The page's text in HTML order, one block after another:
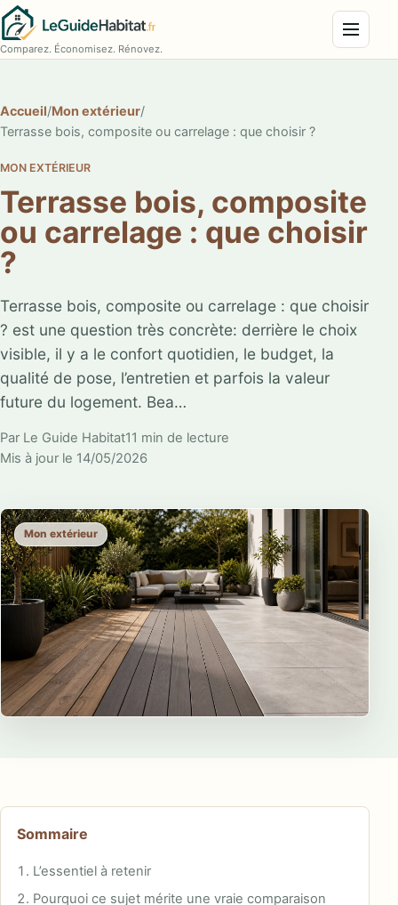
Comparez. Économisez. Rénovez. Menu
Accueil/Mon extérieur/
Terrasse bois, composite ou carrelage : que choisir ?
MON EXTÉRIEUR
Terrasse bois, composite
ou carrelage : que choisir
?
Terrasse bois, composite ou carrelage : que choisir
? est une question très concrète: derrière le choix
visible, il y a le confort quotidien, le budget, la
qualité de pose, l’entretien et parfois la valeur
future du logement. Bea…
Par Le Guide Habitat11 min de lecture
Mis à jour le 14/05/2026
Mon extérieur
Sommaire
L’essentiel à retenir
Pourquoi ce sujet mérite une vraie comparaison